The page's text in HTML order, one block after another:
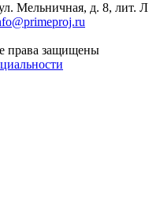
Мельничная, д. 8, лит. Л
права защищены